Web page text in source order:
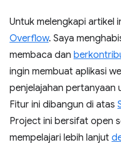
Untuk melengkapi artikel
Overflow. Saya
membaca dan
ingin membuat aplikasi
penjelajahan pertanyaan
Fitur ini dibangun di atas
Project ini bersifat open
mempelajari lebih lanjut